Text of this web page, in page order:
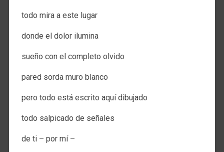
todo mira a este lugar
donde el dolor ilumina
sueño con el completo olvido
pared sorda muro blanco
pero todo está escrito aquí dibujado
todo salpicado de señales
de ti – por mí –